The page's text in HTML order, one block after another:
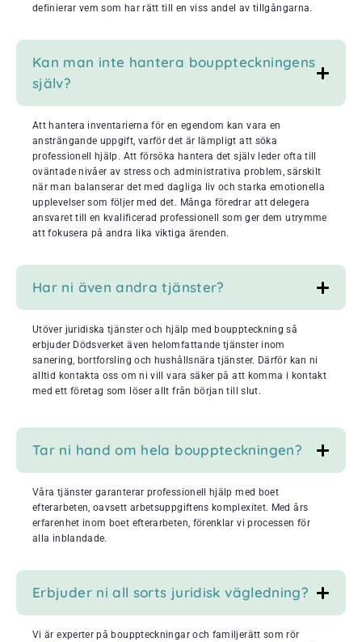
definierar vem som har rätt till en viss andel av tillgångarna.
Kan man inte hantera bouppteckningens
själv?
Att hantera inventarierna för en egendom kan vara en
ansträngande uppgift, varför det är lämpligt att söka
professionell hjälp. Att försöka hantera det själv leder ofta till
oväntade nivåer av stress och administrativa problem, särskilt
när man balanserar det med dagliga liv och starka emotionella
upplevelser som följer med det. Många föredrar att delegera
ansvaret till en kvalificerad professionell som ger dem utrymme
att fokusera på andra lika viktiga ärenden.
Har ni även andra tjänster?
Utöver juridiska tjänster och hjälp med bouppteckning så
erbjuder Dödsverket även helomfattande tjänster inom
sanering, bortforsling och hushållsnära tjänster. Därför kan ni
alltid kontakta oss om ni vill vara säker på att komma i kontakt
med ett företag som löser allt från början till slut.
Tar ni hand om hela bouppteckningen?
Våra tjänster garanterar professionell hjälp med boet
efterarbeten, oavsett arbetsuppgiftens komplexitet. Med års
erfarenhet inom boet efterarbeten, förenklar vi processen för
alla inblandade.
Erbjuder ni all sorts juridisk vägledning?
Vi är experter på bouppteckningar och familjerätt som rör